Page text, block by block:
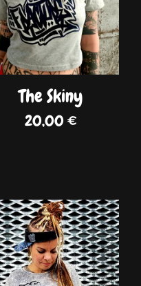
The Skiny
20,00€
DISPO